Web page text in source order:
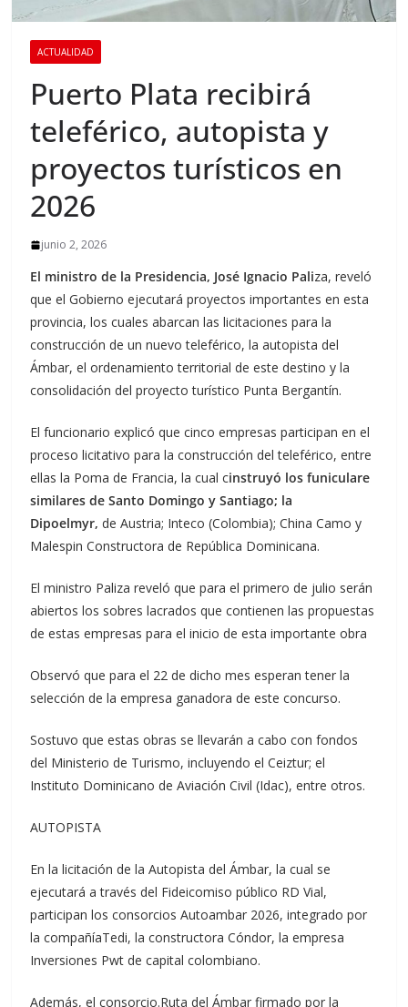
ACTUALIDAD
Puerto Plata recibirá
teleférico, autopista y
proyectos turísticos en
2026
junio 2, 2026
El ministro de la Presidencia, José Ignacio Paliza, reveló
que el Gobierno ejecutará proyectos importantes en esta
provincia, los cuales abarcan las licitaciones para la
construcción de un nuevo teleférico, la autopista del
Ámbar, el ordenamiento territorial de este destino y la
consolidación del proyecto turístico Punta Bergantín.
El funcionario explicó que cinco empresas participan en el
proceso licitativo para la construcción del teleférico, entre
ellas la Poma de Francia, la cual cinstruyó los funiculare
similares de Santo Domingo y Santiago; la
Dipoelmyr,de Austria; Inteco (Colombia); China Camo y
Malespin Constructora de República Dominicana.
El ministro Paliza reveló que para el primero de julio serán
abiertos los sobres lacrados que contienen las propuestas
de estas empresas para el inicio de esta importante obra
Observó que para el 22 de dicho mes esperan tener la
selección de la empresa ganadora de este concurso.
Sostuvo que estas obras se llevarán a cabo con fondos
del Ministerio de Turismo, incluyendo el Ceiztur; el
Instituto Dominicano de Aviación Civil (Idac), entre otros.
AUTOPISTA
En la licitación de la Autopista del Ámbar, la cual se
ejecutará a través del Fideicomiso público RD Vial,
participan los consorcios Autoambar 2026, integrado por
la compañíaTedi, la constructora Cóndor, la empresa
Inversiones Pwt de capital colombiano.
Además, el consorcio.Ruta del Ámbar firmado por la